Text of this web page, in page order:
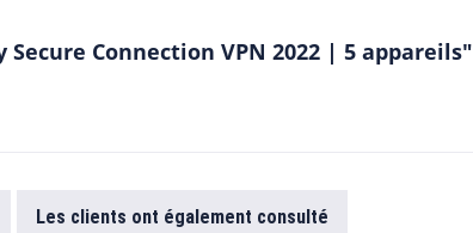
Connection VPN 2022 | 5 appareils"
Les clients ont également consulté